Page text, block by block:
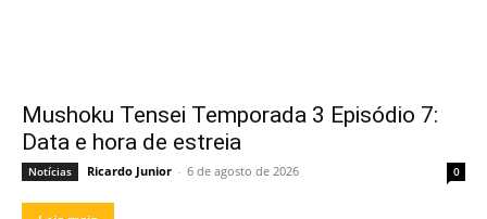
Mushoku Tensei Temporada 3 Episódio 7:
Data e hora de estreia
Notícias Ricardo Junior - 6 de agosto de 2026 0